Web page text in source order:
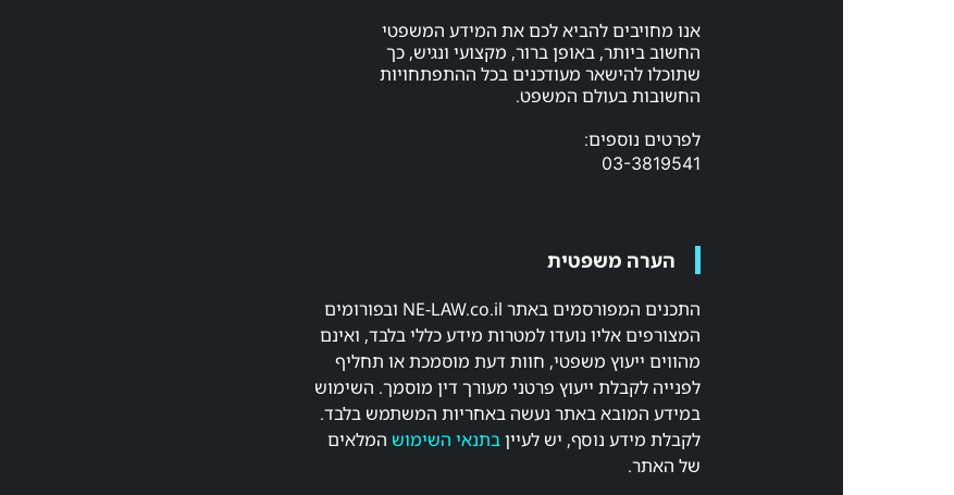
אנו מחויבים להביא לכם את המידע המשפטי
החשוב ביותר, באופן ברור, מקצועי ונגיש, כך
שתוכלו להישאר מעודכנים בכל ההתפתחויות
החשובות בעולם המשפט.
לפרטים נוספים:
03-3819541
הערה משפטית
התכנים המפורסמים באתר NE-LAW.co.il ובפורומים
המצורפים אליו נועדו למטרות מידע כללי בלבד, ואינם
מהווים ייעוץ משפטי, חוות דעת מוסמכת או תחליף
לפנייה לקבלת ייעוץ פרטני מעורך דין מוסמך. השימוש
במידע המובא באתר נעשה באחריות המשתמש בלבד.
לקבלת מידע נוסף, יש לעייןבתנאי השימוש המלאים
של האתר.